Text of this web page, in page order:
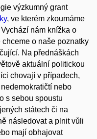
výzkumný grant
, ve kterém zkoumáme
nám knížka o
o naše poznatky
Na přednáškách
aktuální politickou
chovají v případech,
nebo
s sebou spoustu
státech či na
následovat a plnit vůli
mají obhajovat